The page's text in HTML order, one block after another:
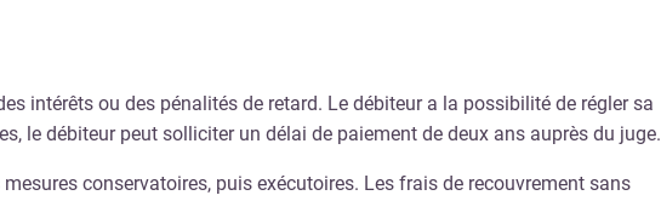
intérêts ou des pénalités de retard. Le débiteur a la possibilité de régler sa
le débiteur peut solliciter un délai de paiement de deux ans auprès du juge.
conservatoires, puis exécutoires. Les frais de recouvrement sans